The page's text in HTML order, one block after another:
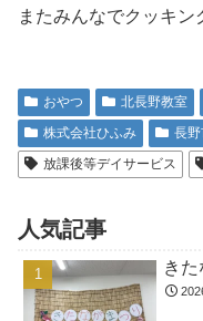
またみんなでクッキン
おやつ 北長野教室
株式会社ひふみ
長野
放課後等デイサービス
人気記事
き